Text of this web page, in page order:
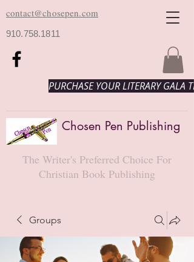
contact@chosepen.com
910.758.1811
PURCHASE YOUR LITERARY GALA
Chosen Pen Publishing
The Writer's Preferred Choice For
Christian Book Publishing
Groups